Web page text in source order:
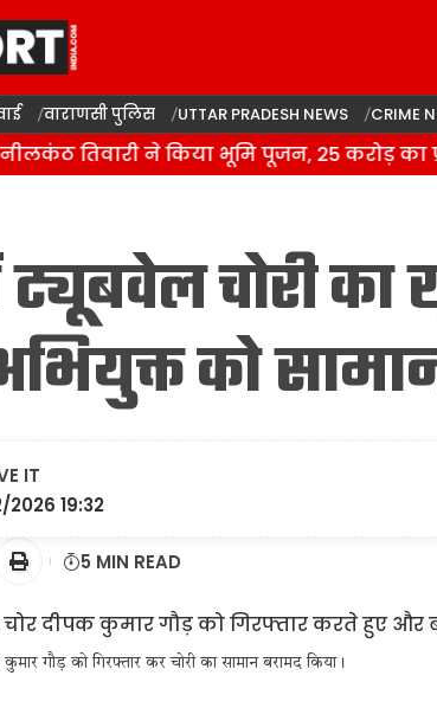
वाराणसी पुलिस UTTAR PRADESH NEWS CRIME
तिवारी ने किया भूमि पूजन, 25 करोड़ का
ट्यूबवेल चोरी
को
2026 19:32
5 MIN READ
गौड़ को गिरफ्तार कर चोरी का सामान बरामद किया।